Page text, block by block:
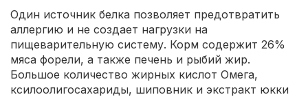
Один источник белка позволяет предотвратить
аллергию и не создает нагрузки на
пищеварительную систему. Корм содержит 26%
мяса форели, а также печень и рыбий жир.
Большое количество жирных кислот Омега,
ксилоолигосахариды, шиповник и экстракт юкки